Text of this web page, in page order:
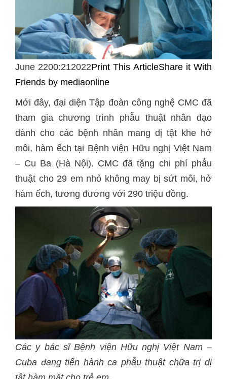
June 2200:212022Print This ArticleShare it With
Friends by mediaonline
Mới đây, đại diện Tập đoàn công nghệ CMC đã
tham gia chương trình phẫu thuật nhân đạo
dành cho các bệnh nhân mang dị tật khe hở
môi, hàm ếch tại Bệnh viện Hữu nghị Việt Nam
– Cu Ba (Hà Nội). CMC đã tặng chi phí phẫu
thuật cho 29 em nhỏ không may bị sứt môi, hở
hàm ếch, tương đương với 290 triệu đồng.
Các y bác sĩ Bệnh viện Hữu nghị Việt Nam –
Cuba đang tiến hành ca phẫu thuật chữa trị dị